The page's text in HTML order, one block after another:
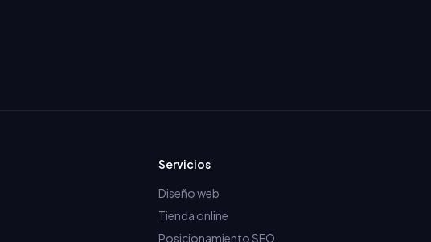
Servicios
Diseño web
Tienda online
Posicionamiento SEO